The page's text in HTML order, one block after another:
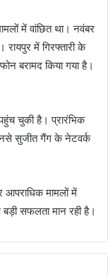
में वांछित था। नवंबर
में गिरफ्तारी के
बरामद किया गया है।
चुकी है। प्रारंभिक
सुजीत गैंग के नेटवर्क
मामलों में
सफलता मान रही है।